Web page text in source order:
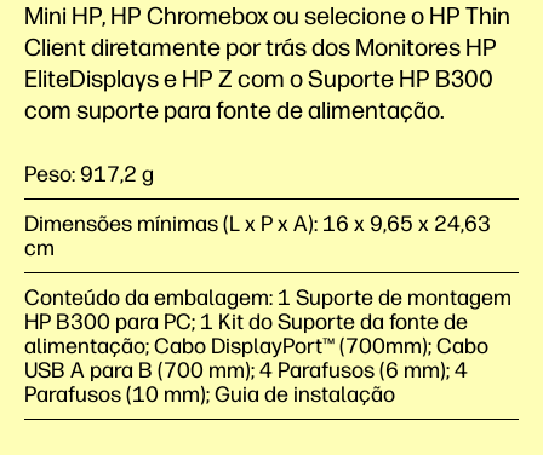
Mini HP, HP Chromebox ou selecione o HP Thin
Client diretamente por trás dos Monitores HP
EliteDisplays e HP Z com o Suporte HP B300
com suporte para fonte de alimentação.
Peso: 917,2 g
Dimensões mínimas (L x P x A): 16 x 9,65 x 24,63
cm
Conteúdo da embalagem: 1 Suporte de montagem
HP B300 para PC; 1 Kit do Suporte da fonte de
alimentação; Cabo DisplayPort™ (700mm); Cabo
USB A para B (700 mm); 4 Parafusos (6 mm); 4
Parafusos (10 mm); Guia de instalação